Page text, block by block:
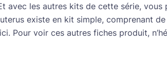
avec les autres kits de cette série, vous
existe en kit simple, comprenant
Pour voir ces autres fiches produit,